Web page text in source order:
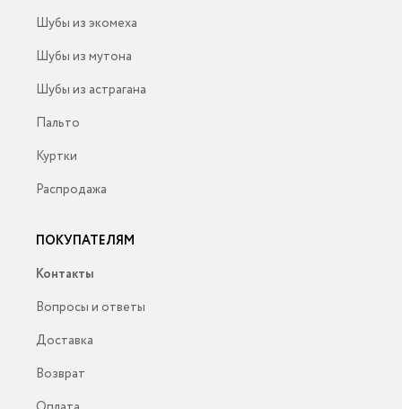
Шубы из экомеха
Шубы из мутона
Шубы из астрагана
Пальто
Куртки
Распродажа
ПОКУПАТЕЛЯМ
Контакты
Вопросы и ответы
Доставка
Возврат